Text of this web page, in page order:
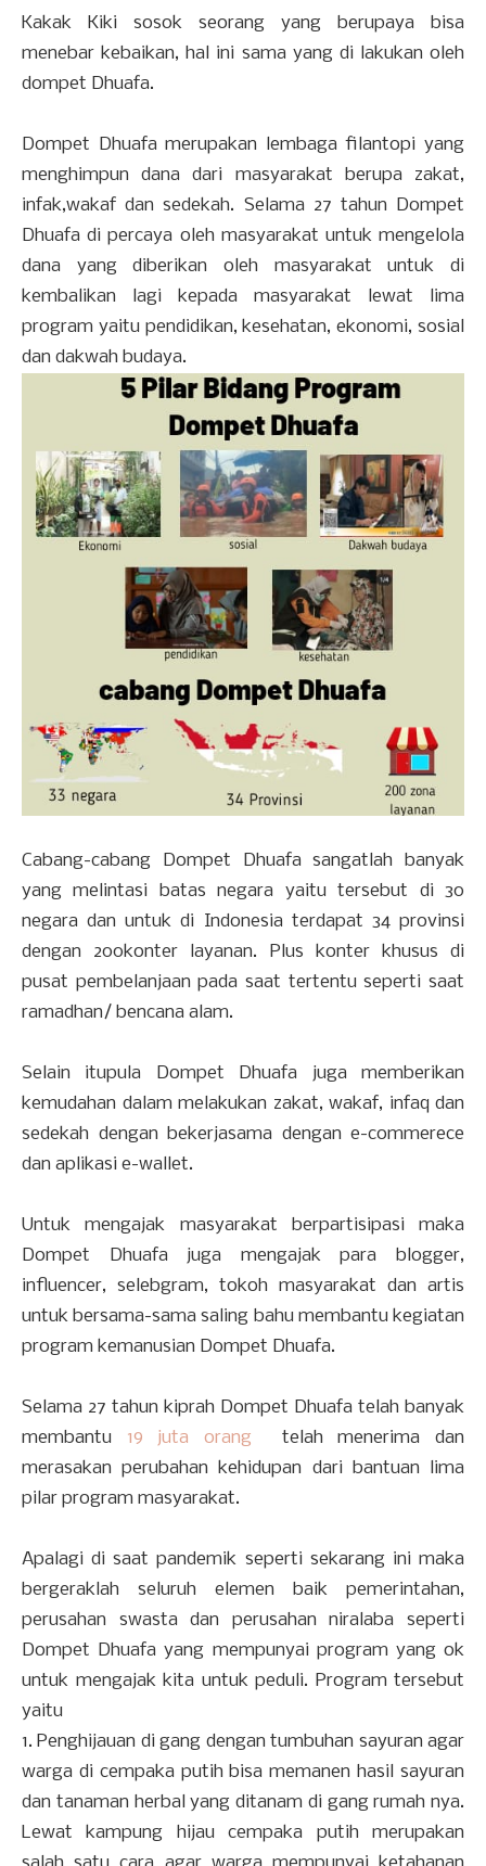
Kakak Kiki sosok seorang yang berupaya bisa
menebar kebaikan, hal ini sama yang di lakukan oleh
dompet Dhuafa.
Dompet Dhuafa merupakan lembaga filantopi yang
menghimpun dana dari masyarakat berupa zakat,
infak,wakaf dan sedekah. Selama 27 tahun Dompet
Dhuafa di percaya oleh masyarakat untuk mengelola
dana yang diberikan oleh masyarakat untuk di
kembalikan lagi kepada masyarakat lewat lima
program yaitu pendidikan, kesehatan, ekonomi, sosial
dan dakwah budaya.
Cabang-cabang Dompet Dhuafa sangatlah banyak
yang melintasi batas negara yaitu tersebut di 30
negara dan untuk di Indonesia terdapat 34 provinsi
dengan 200konter layanan. Plus konter khusus di
pusat pembelanjaan pada saat tertentu seperti saat
ramadhan/ bencana alam.
Selain itupula Dompet Dhuafa juga memberikan
kemudahan dalam melakukan zakat, wakaf, infaq dan
sedekah dengan bekerjasama dengan e-commerece
dan aplikasi e-wallet.
Untuk mengajak masyarakat berpartisipasi maka
Dompet Dhuafa juga mengajak para blogger,
influencer, selebgram, tokoh masyarakat dan artis
untuk bersama-sama saling bahu membantu kegiatan
program kemanusian Dompet Dhuafa.
Selama 27 tahun kiprah Dompet Dhuafa telah banyak
membantu 19 juta orang telah menerima dan
merasakan perubahan kehidupan dari bantuan lima
pilar program masyarakat.
Apalagi di saat pandemik seperti sekarang ini maka
bergeraklah seluruh elemen baik pemerintahan,
perusahan swasta dan perusahan niralaba seperti
Dompet Dhuafa yang mempunyai program yang ok
untuk mengajak kita untuk peduli. Program tersebut
yaitu
1. Penghijauan di gang dengan tumbuhan sayuran agar
warga di cempaka putih bisa memanen hasil sayuran
dan tanaman herbal yang ditanam di gang rumah nya.
Lewat kampung hijau cempaka putih merupakan